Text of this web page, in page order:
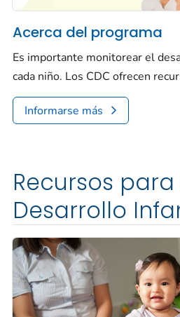
Acerca del programa
Es importante monitorear el
cada niño. Los CDC ofrecen
Informarse más
Recursos
Desarrollo